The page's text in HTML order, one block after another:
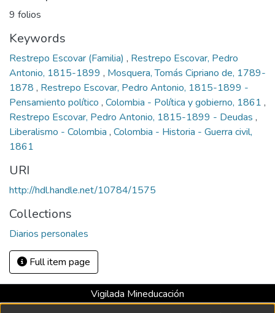
9 folios
Keywords
Restrepo Escovar (Familia) , Restrepo Escovar, Pedro
Antonio, 1815-1899 , Mosquera, Tomás Cipriano de, 1789-
1878 , Restrepo Escovar, Pedro Antonio, 1815-1899 -
Pensamiento político , Colombia - Política y gobierno, 1861 ,
Restrepo Escovar, Pedro Antonio, 1815-1899 - Deudas ,
Liberalismo - Colombia , Colombia - Historia - Guerra civil,
1861
URI
http://hdl.handle.net/10784/1575
Collections
Diarios personales
Full item page
Vigilada Mineducación
Universidad con Acreditación Institucional hasta 2026 -